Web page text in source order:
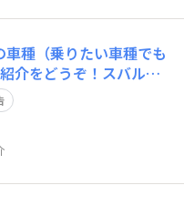
種（乗りたい車種でも
介をどうぞ！スバル車
行距離約6,000kmで
々フル装備のレイバッ
京スバルさん管内でず